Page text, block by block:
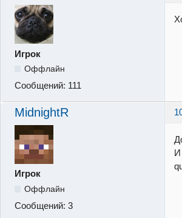
Игрок
Оффлайн
Сообщений: 111
MidnightR
Игрок
Оффлайн
Сообщений: 3
И